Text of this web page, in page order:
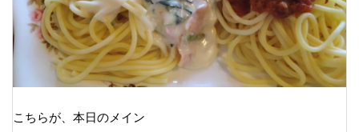
こちらが、本日のメイン